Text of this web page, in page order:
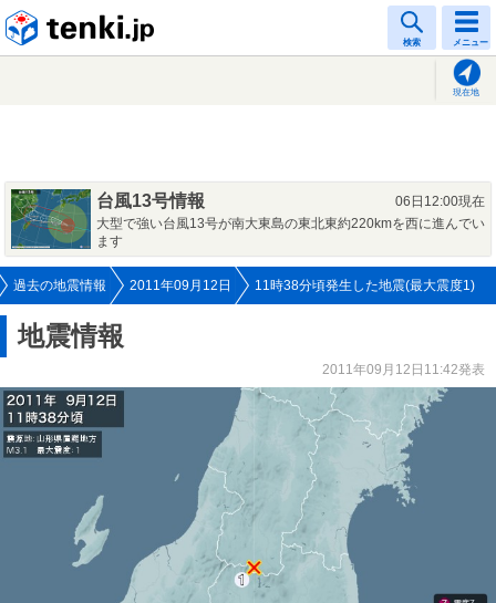
検索 メニュー
現在地
台風13号情報
06日12:00現在
大型で強い台風13号が南大東島の東北東約220kmを西に進んでい
ます
過去の地震情報 2011年09月12日 11時38分頃発生した地震(最大震度1)
地震情報
2011年09月12日11:42発表